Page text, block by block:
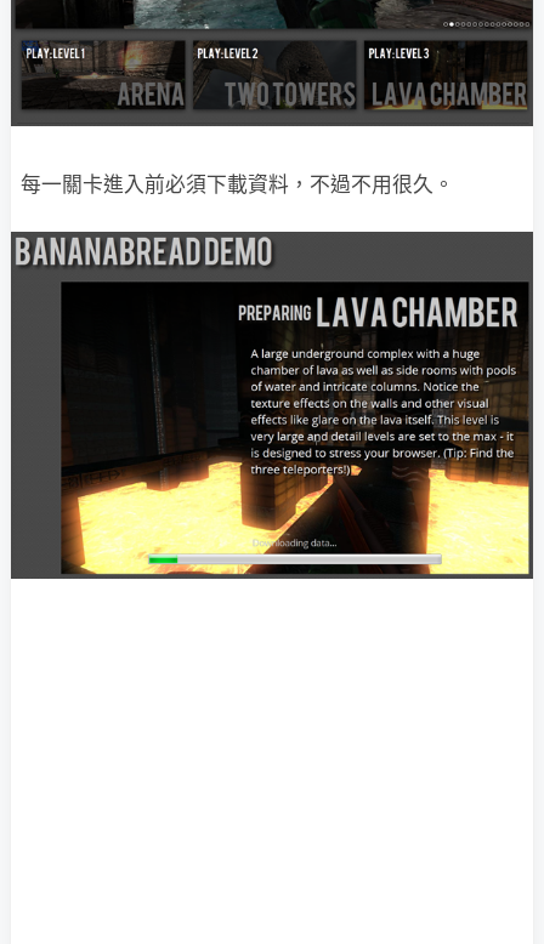
每一關卡進入前必須下載資料，不過不用很久。